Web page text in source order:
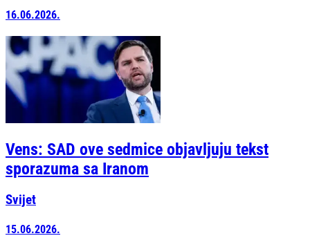
16.06.2026.
Vens: SAD ove sedmice objavljuju tekst
sporazuma sa Iranom
Svijet
15.06.2026.